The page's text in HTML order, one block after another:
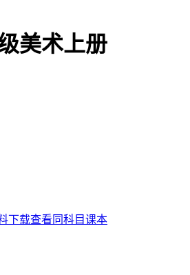
美术上册
下载查看同科目课本